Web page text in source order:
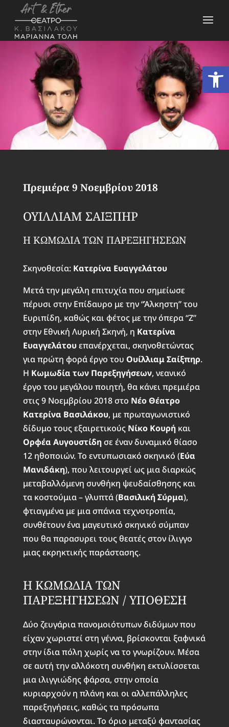
Πρεμιέρα 9 Νοεμβρίου 2018
ΟΥΙΛΛΙΑΜ ΣΑΙΞΠΗΡ
Η ΚΩΜΩΔΙΑ ΤΩΝ ΠΑΡΕΞΗΓΗΣΕΩΝ
Σκηνοθεσία: Κατερίνα Ευαγγελάτου
Μετά την μεγάλη επιτυχία που σημείωσε
πέρυσι στην Επίδαυρο με την “Άλκηστη” του
Ευριπίδη, καθώς και φέτος με την όπερα “Ζ”
στην Εθνική Λυρική Σκηνή, η Κατερίνα
Ευαγγελάτουεπανέρχεται, σκηνοθετώντας
για πρώτη φορά έργο του Ουίλλιαμ Σαίξπηρ.
Η Κωμωδία των Παρεξηγήσεων, νεανικό
έργο του μεγάλου ποιητή, θα κάνει πρεμιέρα
στις 9 Νοεμβρίου 2018 στο Νέο Θέατρο
Κατερίνα Βασιλάκου, με πρωταγωνιστικό
δίδυμο τους εξαιρετικούς Νίκο Κουρήκαι
Ορφέα Αυγουστίδησε έναν δυναμικό θίασο
12 ηθοποιών. Το εντυπωσιακό σκηνικό (Εύα
Μανιδάκη), που λειτουργεί ως μια διαρκώς
μεταβαλλόμενη συνθήκη ψευδαίσθησης και
τα κοστούμια – γλυπτά (Βασιλική Σύρμα),
φτιαγμένα με μια σπάνια τεχνοτροπία,
συνθέτουν ένα μαγευτικό σκηνικό σύμπαν
που θα παρασυρει τους θεατές στον ίλιγγο
μιας εκρηκτικής παράστασης.
Η ΚΩΜΩΔΙΑ ΤΩΝ
ΠΑΡΕΞΗΓΗΣΕΩΝ / ΥΠΟΘΕΣΗ
Δύο ζευγάρια πανομοιότυπων διδύμων που
είχαν χωριστεί στη γέννα, βρίσκονται ξαφνικά
στην ίδια πόλη χωρίς να το γνωρίζουν. Μέσα
σε αυτή την αλλόκοτη συνθήκη εκτυλίσσεται
μια ιλιγγιώδης φάρσα, στην οποία
κυριαρχούν η πλάνη και οι αλλεπάλληλες
παρεξηγήσεις, καθώς τα πρόσωπα
διασταυρώνονται. Το όριο μεταξύ φαντασίας